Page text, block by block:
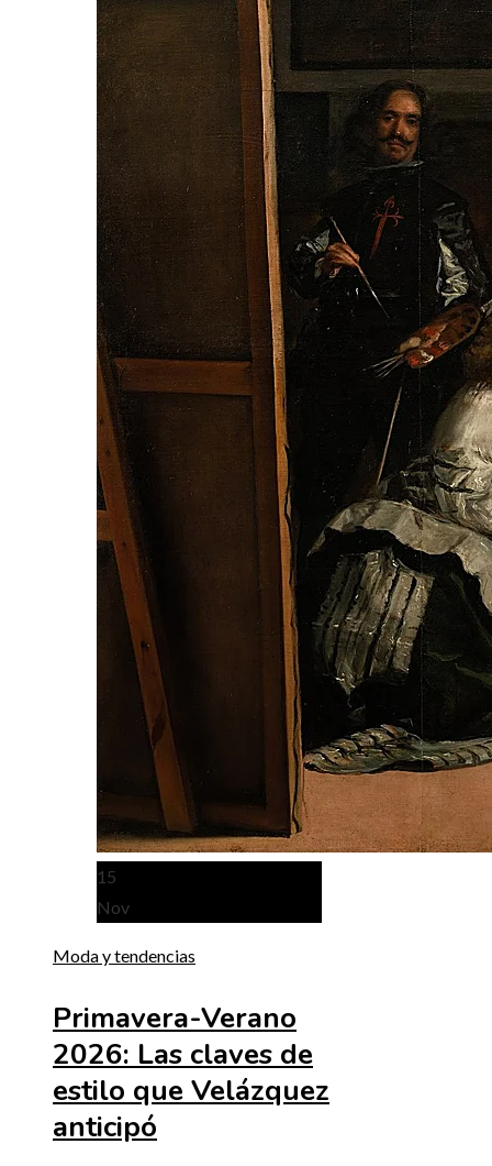
15
Nov
Moda y tendencias
Primavera-Verano
2026: Las claves de
estilo que Velázquez
anticipó